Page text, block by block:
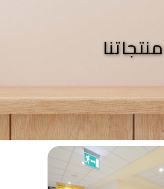
منتجاتنا